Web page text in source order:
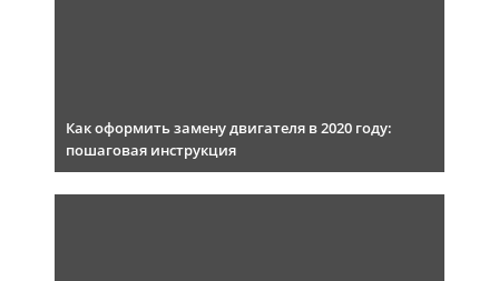
Как оформить замену двигателя в 2020 году:
пошаговая инструкция